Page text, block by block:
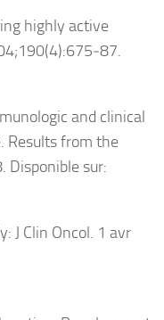
highly active
and clinical
Results from the
Disponible sur:
J Clin Oncol. 1 avr